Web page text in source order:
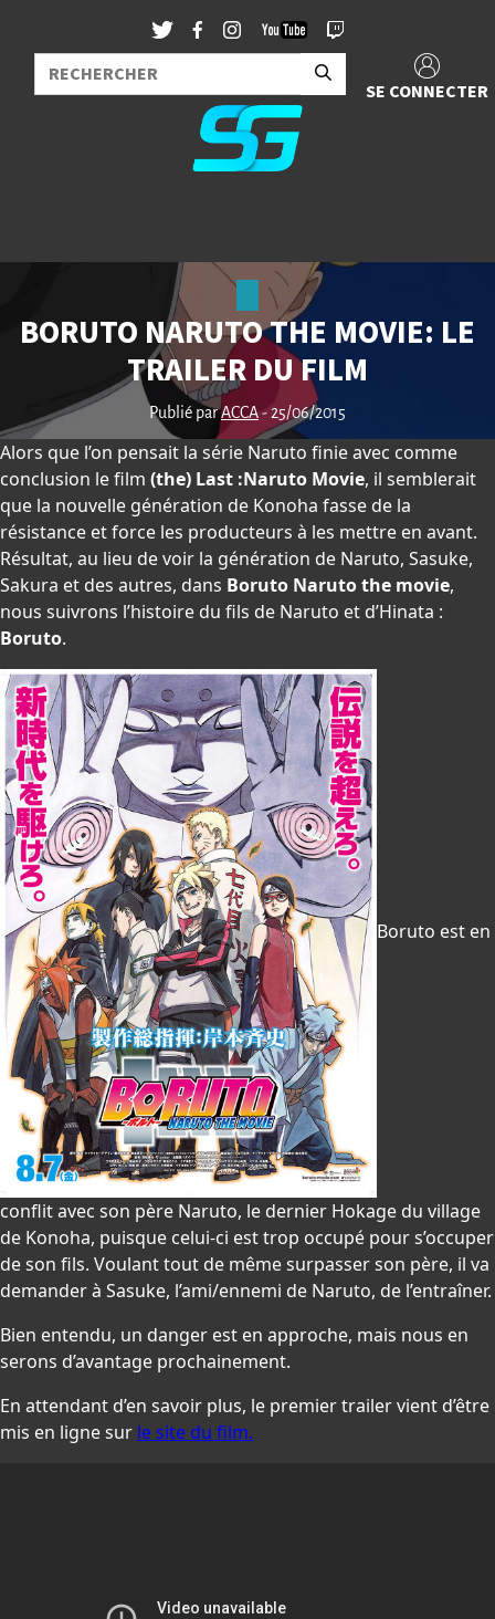
SE CONNECTER
BORUTO NARUTO THE MOVIE: LE
TRAILER DU FILM
Publié parACCA- 25/06/2015
Alors que l’on pensait la série Naruto finie avec comme
conclusion le film (the) Last :Naruto Movie, il semblerait
que la nouvelle génération de Konoha fasse de la
résistance et force les producteurs à les mettre en avant.
Résultat, au lieu de voir la génération de Naruto, Sasuke,
Sakura et des autres, dans Boruto Naruto the movie,
nous suivrons l’histoire du fils de Naruto et d’Hinata :
Boruto.
Boruto est en
conflit avec son père Naruto, le dernier Hokage du village
de Konoha, puisque celui-ci est trop occupé pour s’occuper
de son fils. Voulant tout de même surpasser son père, il va
demander à Sasuke, l’ami/ennemi de Naruto, de l’entraîner.
Bien entendu, un danger est en approche, mais nous en
serons d’avantage prochainement.
En attendant d’en savoir plus, le premier trailer vient d’être
mis en ligne sur le site du film.